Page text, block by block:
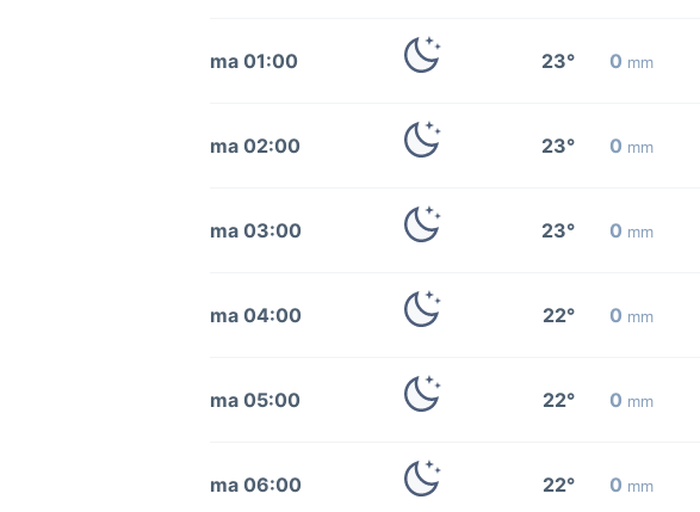
ma 01:00 23° 0 mm
ma 02:00 23° 0 mm
ma 03:00 23° 0 mm
ma 04:00 22° 0 mm
ma 05:00 22° 0 mm
ma 06:00 22° 0 mm